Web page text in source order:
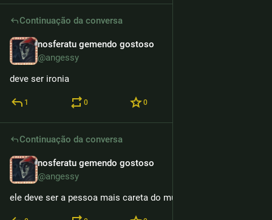
Continuação da conversa
nosferatu gemendo gostoso
@angessy
deve ser ironia
1 0 0
Continuação da conversa
nosferatu gemendo gostoso
@angessy
ele deve ser a pessoa mais careta do mundo da vida dele